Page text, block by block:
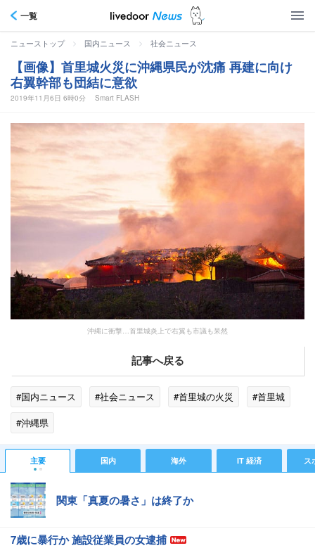
一覧
ニューストップ > 国内ニュース > 社会ニュース
【画像】首里城火災に沖縄県民が沈痛 再建に向け
右翼幹部も団結に意欲
2019年11月6日 6時0分 Smart FLASH
沖縄に衝撃…首里城炎上で右翼も市議も呆然
記事へ戻る
#国内ニュース #社会ニュース #首里城の火災
#首里城
#沖縄県
主要 国内 海外 IT 経済 ス
関東「真夏の暑さ」は終了か
7歳に暴行か 施設従業員の女逮捕